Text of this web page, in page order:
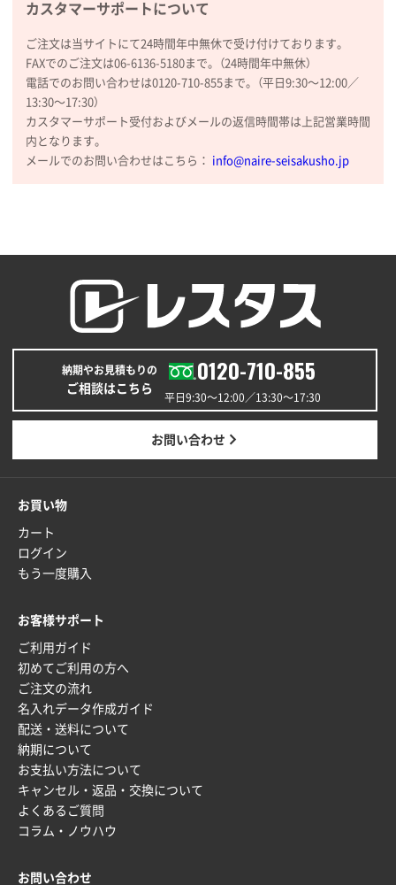
カスタマーサポートについて
ご注文は当サイトにて24時間年中無休で受け付けております。
FAXでのご注文は06-6136-5180まで。（24時間年中無休）
電話でのお問い合わせは0120-710-855まで。（平日9:30〜12:00／
13:30〜17:30）
カスタマーサポート受付およびメールの返信時間帯は上記営業時間
内となります。
メールでのお問い合わせはこちら： info@naire-seisakusho.jp
納期やお見積もりの
ご相談はこちら
0120-710-855
平日9:30〜12:00／13:30〜17:30
お問い合わせ
お買い物
カート
ログイン
もう一度購入
お客様サポート
ご利用ガイド
初めてご利用の方へ
ご注文の流れ
名入れデータ作成ガイド
配送・送料について
納期について
お支払い方法について
キャンセル・返品・交換について
よくあるご質問
コラム・ノウハウ
お問い合わせ